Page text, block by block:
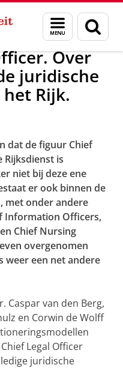
Menu
en
zoeken
Over
juridische
Rijk.
dat de figuur Chief
Rijksdienst is
niet bij deze ene
er ook binnen de
met onder andere
Information Officers,
Chief Nursing
overgenomen
weer een net andere
Caspar van den Berg,
en Corwin de Wolff
Legal Officer
juridische